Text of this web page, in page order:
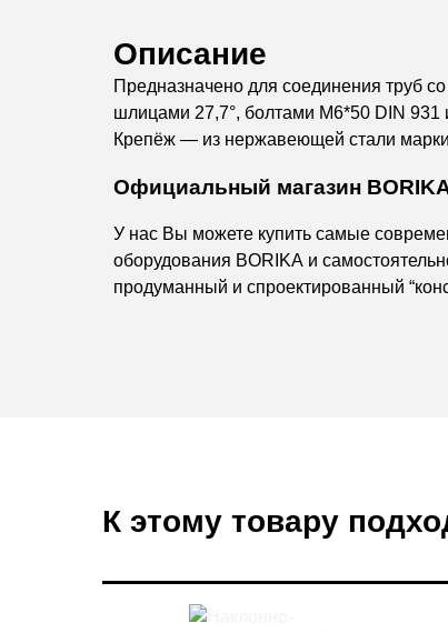
Описание
Предназначено для соединения труб
шлицами 27,7°, болтами M6*50 DIN 931
Крепёж — из нержавеющей стали
Официальный магазин
У нас Вы можете купить самые
оборудования BORIKA и
продуманный и спроектированный
К этому товару